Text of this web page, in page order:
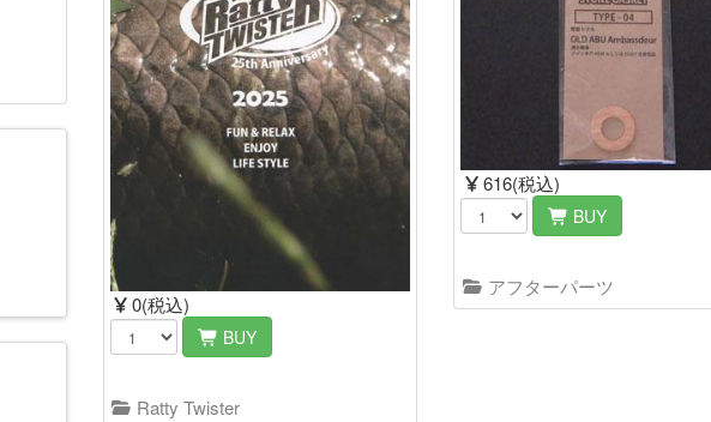
0(税込)
BUY
Ratty Twister
616(税込)
BUY
アフターパーツ